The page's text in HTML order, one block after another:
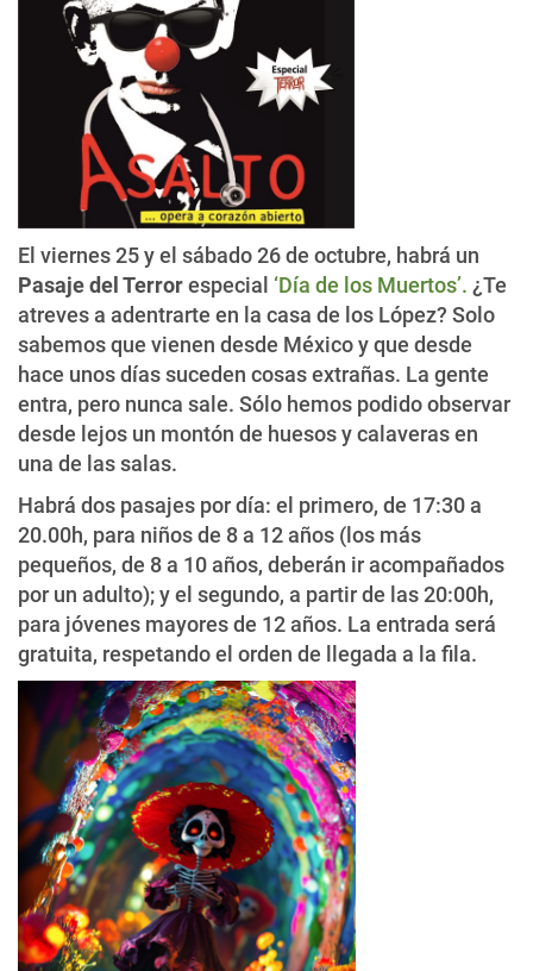
El viernes 25 y el sábado 26 de octubre, habrá un
Pasaje del Terrorespecial ‘Día de los Muertos’. ¿Te
atreves a adentrarte en la casa de los López? Solo
sabemos que vienen desde México y que desde
hace unos días suceden cosas extrañas. La gente
entra, pero nunca sale. Sólo hemos podido observar
desde lejos un montón de huesos y calaveras en
una de las salas.
Habrá dos pasajes por día: el primero, de 17:30 a
20.00h, para niños de 8 a 12 años (los más
pequeños, de 8 a 10 años, deberán ir acompañados
por un adulto); y el segundo, a partir de las 20:00h,
para jóvenes mayores de 12 años. La entrada será
gratuita, respetando el orden de llegada a la fila.